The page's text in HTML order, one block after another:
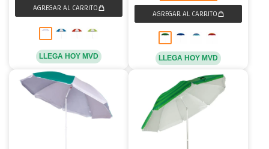
LLEGA HOY MVD LLEGA HOY MVD